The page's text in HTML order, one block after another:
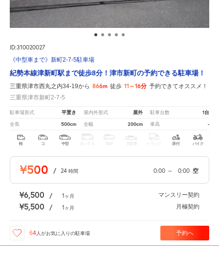
ID:310020027
《中型車まで》新町2-7-5駐車場
紀勢本線津新町駅まで徒歩8分！津市新町の予約できる駐車場！
三重県津市西丸之内34-19から 866m 徒歩 11～16分 予約できてオススメ！
三重県津市新町2-7-5
駐車場形式 平置き 屋内外形式 屋外 駐車台数 1台
全長 500cm 全幅 200cm 車高 -
軽 コ 中型 ボックス SUV 大型車 トラック 原付 バイク
¥500 / 24 時間 0:00 ～ 0:00 空
¥6,500 / 1ヶ月 マンスリー契約
¥5,500 / 1ヶ月 月極契約
64人がお気に入りの駐車場 予約へ